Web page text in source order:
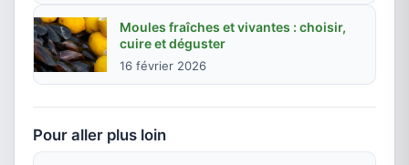
Moules fraîches et vivantes : choisir,
cuire et déguster
16 février 2026
Pour aller plus loin